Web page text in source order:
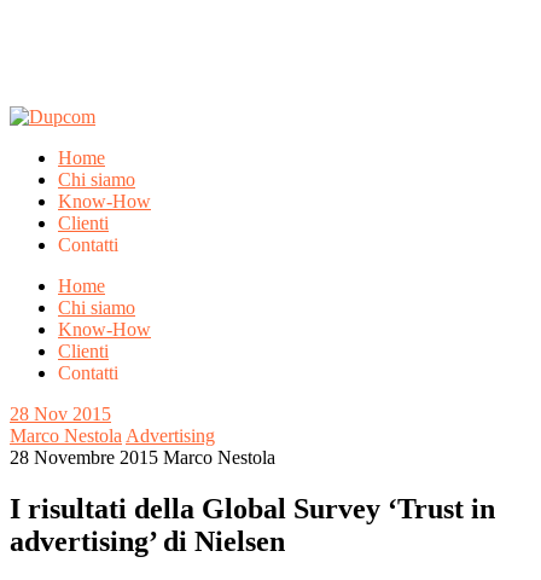
Home
Chi siamo
Know-How
Clienti
Contatti
Home
Chi siamo
Know-How
Clienti
Contatti
28 Nov 2015
Marco Nestola Advertising
28 Novembre 2015 Marco Nestola
I risultati della Global Survey ‘Trust in
advertising’ di Nielsen